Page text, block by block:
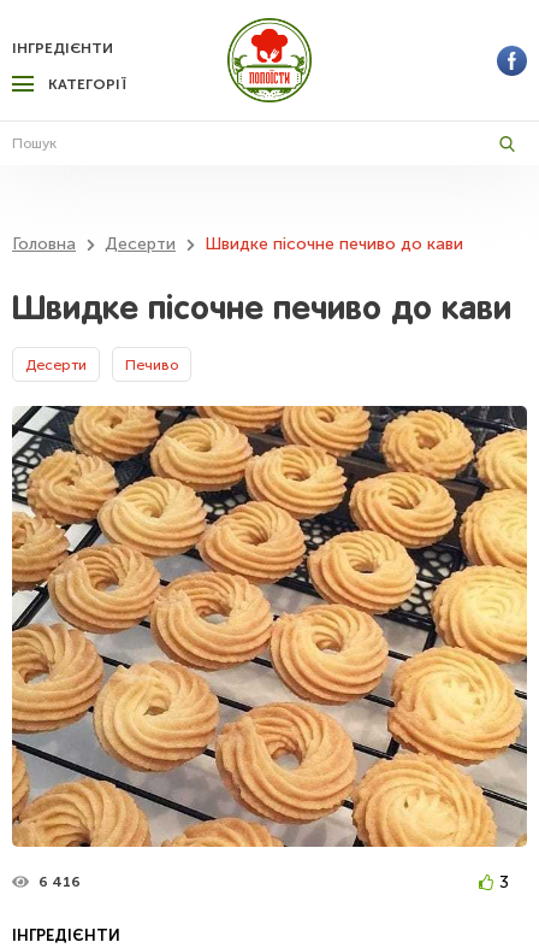
КАТЕГОРІЇ
ІНГРЕДІЄНТИ
Головна Десерти Швидке пісочне печиво до кави
Швидке пісочне печиво до кави
Десерти Печиво
6 416 3
ІНГРЕДІЄНТИ